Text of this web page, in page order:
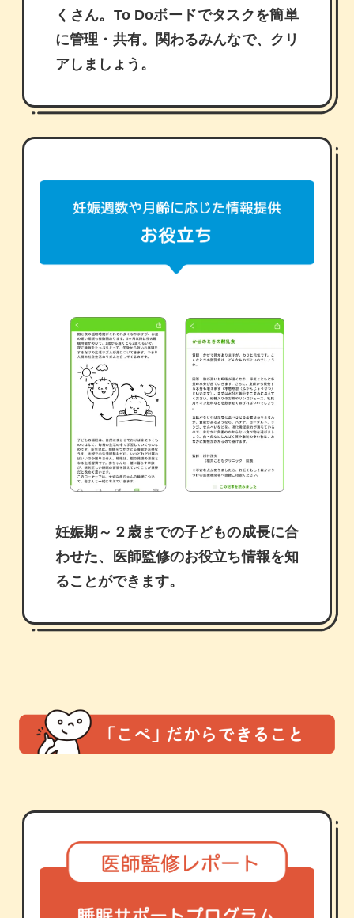
くさん。To Doボードでタスクを簡単
に管理・共有。関わるみんなで、クリ
アしましょう。
妊娠期～２歳までの子どもの成長に合
わせた、医師監修のお役立ち情報を知
ることができます。